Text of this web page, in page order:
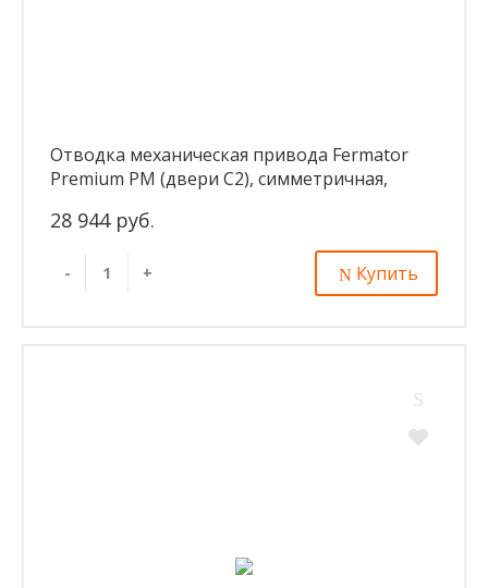
Отводка механическая привода Fermator
Premium PM (двери С2), симметричная,
28 944 руб.
- + Купить